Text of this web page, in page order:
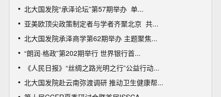
北大国发院“承泽论坛”第57期举办 单...
亚美欧顶尖政策制定者与学者齐聚北京 共...
北大国发院承泽商学第62期举办 主题聚焦...
“朗润·格政”第202期举行 世界银行首...
《人民日报》“丝绸之路光明之行”公益行动...
北大国发院赴云南弥渡调研 推动卫生健康帮...